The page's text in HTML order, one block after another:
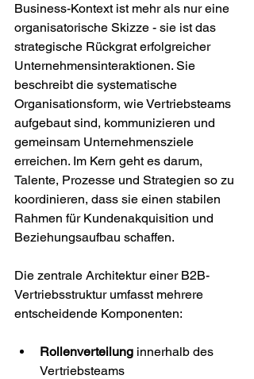
Business-Kontext ist mehr als nur eine
organisatorische Skizze - sie ist das
strategische Rückgrat erfolgreicher
Unternehmensinteraktionen. Sie
beschreibt die systematische
Organisationsform, wie Vertriebsteams
aufgebaut sind, kommunizieren und
gemeinsam Unternehmensziele
erreichen. Im Kern geht es darum,
Talente, Prozesse und Strategien so zu
koordinieren, dass sie einen stabilen
Rahmen für Kundenakquisition und
Beziehungsaufbau schaffen.
Die zentrale Architektur einer B2B-
Vertriebsstruktur umfasst mehrere
entscheidende Komponenten:
Rollenverteilung innerhalb des
Vertriebsteams